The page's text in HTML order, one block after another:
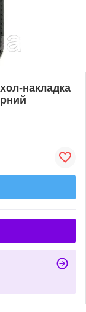
накладка